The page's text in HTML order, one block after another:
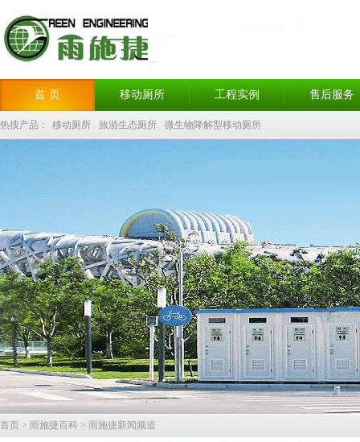
首 页 移动厕所 工程实例 售后服务
热搜产品： 移动厕所 旅游生态厕所 微生物降解型移动厕所
首页 > 雨施捷百科 > 雨施捷新闻频道